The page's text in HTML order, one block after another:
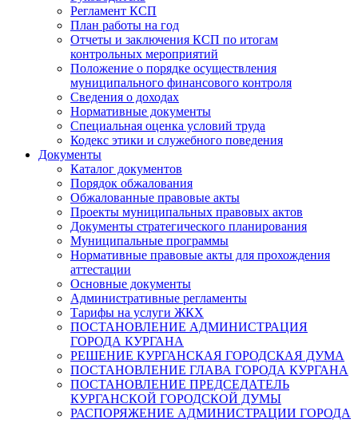
Регламент КСП
План работы на год
Отчеты и заключения КСП по итогам
контрольных мероприятий
Положение о порядке осуществления
муниципального финансового контроля
Сведения о доходах
Нормативные документы
Специальная оценка условий труда
Кодекс этики и служебного поведения
Документы
Каталог документов
Порядок обжалования
Обжалованные правовые акты
Проекты муниципальных правовых актов
Документы стратегического планирования
Муниципальные программы
Нормативные правовые акты для прохождения
аттестации
Основные документы
Административные регламенты
Тарифы на услуги ЖКХ
ПОСТАНОВЛЕНИЕ АДМИНИСТРАЦИЯ
ГОРОДА КУРГАНА
РЕШЕНИЕ КУРГАНСКАЯ ГОРОДСКАЯ ДУМА
ПОСТАНОВЛЕНИЕ ГЛАВА ГОРОДА КУРГАНА
ПОСТАНОВЛЕНИЕ ПРЕДСЕДАТЕЛЬ
КУРГАНСКОЙ ГОРОДСКОЙ ДУМЫ
РАСПОРЯЖЕНИЕ АДМИНИСТРАЦИИ ГОРОДА